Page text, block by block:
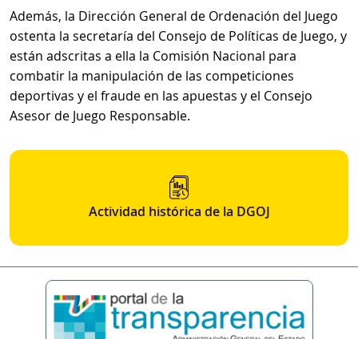
Además, la Dirección General de Ordenación del Juego
ostenta la secretaría del Consejo de Políticas de Juego, y
están adscritas a ella la Comisión Nacional para
combatir la manipulación de las competiciones
deportivas y el fraude en las apuestas y el Consejo
Asesor de Juego Responsable.
Actividad histórica de la DGOJ